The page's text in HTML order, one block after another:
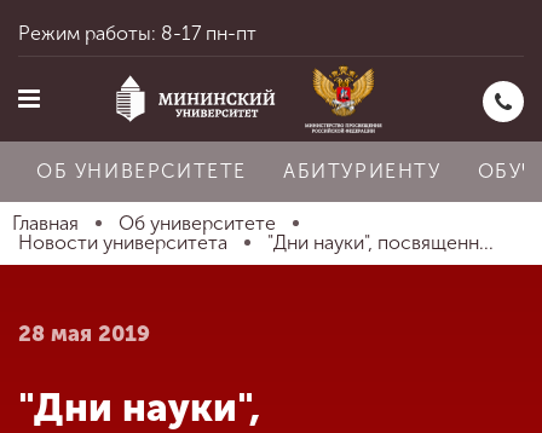
Режим работы: 8-17 пн-пт
ОБ УНИВЕРСИТЕТЕ АБИТУРИЕНТУ
Главная
Об университете
Новости университета
"Дни науки", посвященн...
28 мая 2019
"Дни науки",